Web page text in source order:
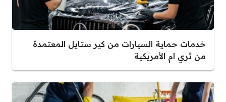
خدمات حماية السيارات من كير ستايل المعتمدة
من ثري ام الأمريكية